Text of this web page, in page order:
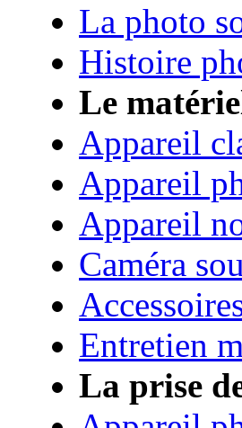
La photo
Histoire
Le
Appareil
Appareil
Appareil
Caméra
Entretien
La prise